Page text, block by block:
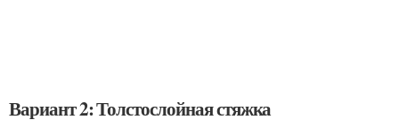
Вариант 2: Толстослойная стяжка